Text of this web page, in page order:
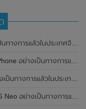
ตอรี่สุดอึดขนาดใหญ่ 6,500mAh พร้อมรองรับการชาร์จไว 80W
งการแล้ว มาพร้อมธีมสีชมพูสดใส
งการแล้วในประเทศอินเดีย
ล้วในประเทศไทย ในราคา 8,499 บาท